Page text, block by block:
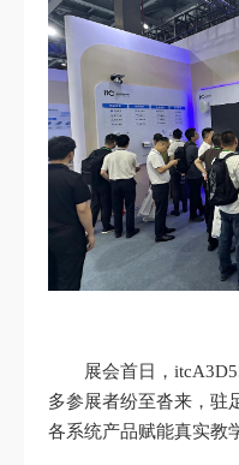
展会首日，
多参展者纷至沓来，驻
各系统产品赋能真实教